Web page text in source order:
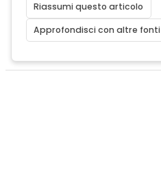
Riassumi questo articolo
Approfondisci con altre fonti